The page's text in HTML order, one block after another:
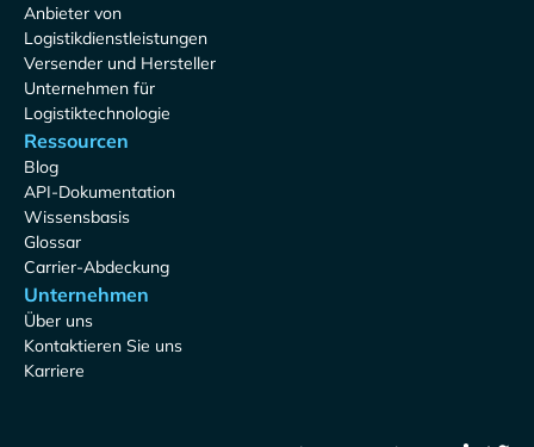
Anbieter von
Logistikdienstleistungen
Versender und Hersteller
Unternehmen für
Logistiktechnologie
Ressourcen
Blog
API-Dokumentation
Wissensbasis
Glossar
Carrier-Abdeckung
Unternehmen
Über uns
Kontaktieren Sie uns
Karriere